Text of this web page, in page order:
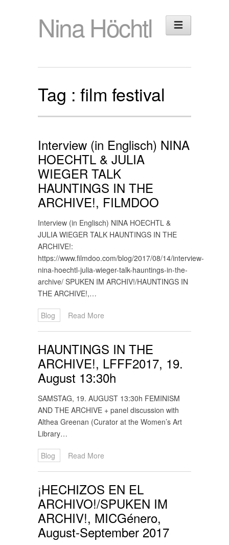
Nina Höchtl
Tag : film festival
Interview (in Englisch) NINA
HOECHTL & JULIA
WIEGER TALK
HAUNTINGS IN THE
ARCHIVE!, FILMDOO
Interview (in Englisch) NINA HOECHTL &
JULIA WIEGER TALK HAUNTINGS IN THE
ARCHIVE!:
https://www.filmdoo.com/blog/2017/08/14/interview-
nina-hoechtl-julia-wieger-talk-hauntings-in-the-
archive/ SPUKEN IM ARCHIV!/HAUNTINGS IN
THE ARCHIVE!,…
Blog Read More
HAUNTINGS IN THE
ARCHIVE!, LFFF2017, 19.
August 13:30h
SAMSTAG, 19. AUGUST 13:30h FEMINISM
AND THE ARCHIVE + panel discussion with
Althea Greenan (Curator at the Women’s Art
Library…
Blog Read More
¡HECHIZOS EN EL
ARCHIVO!/SPUKEN IM
ARCHIV!, MICGénero,
August-September 2017